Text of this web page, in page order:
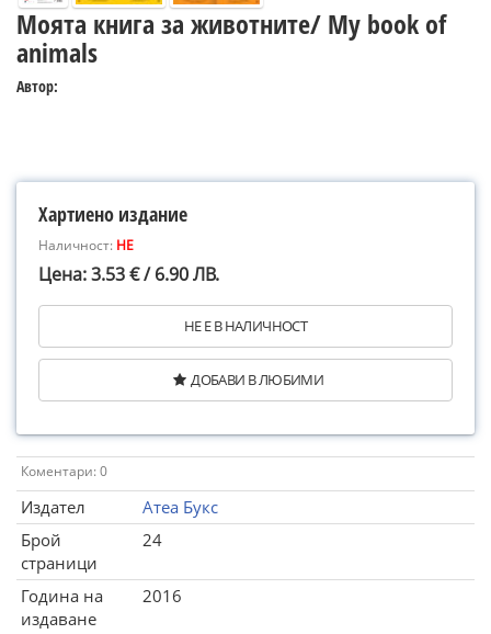
Моята книга за животните/ My book of
animals
Автор:
Хартиено издание
Наличност: НЕ
Цена: 3.53 € / 6.90 ЛВ.
НЕ Е В НАЛИЧНОСТ
ДОБАВИ В ЛЮБИМИ
Коментари: 0
Издател
Атеа Букс
Брой
страници
24
Година на
издаване
2016